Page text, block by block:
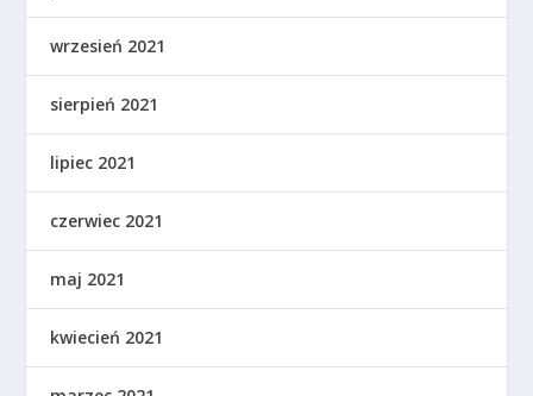
wrzesień 2021
sierpień 2021
lipiec 2021
czerwiec 2021
maj 2021
kwiecień 2021